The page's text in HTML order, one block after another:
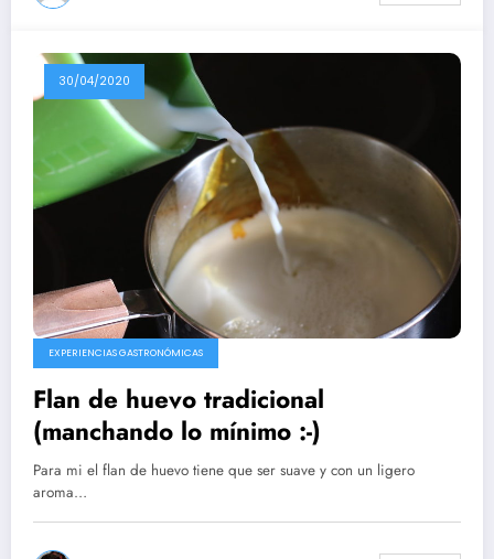
30/04/2020
EXPERIENCIAS GASTRONÓMICAS
Flan de huevo tradicional
(manchando lo mínimo :-)
Para mi el flan de huevo tiene que ser suave y con un ligero
aroma…